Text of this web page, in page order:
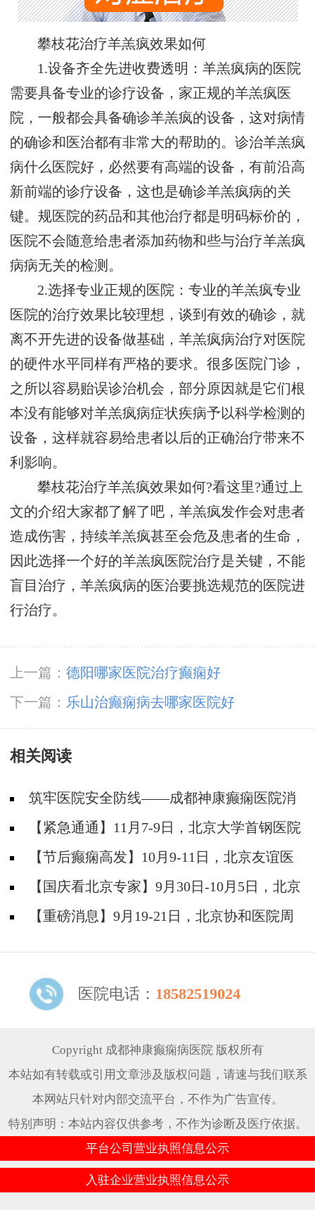
攀枝花治疗羊羔疯效果如何
1.设备齐全先进收费透明：羊羔疯病的医院
需要具备专业的诊疗设备，家正规的羊羔疯医
院，一般都会具备确诊羊羔疯的设备，这对病情
的确诊和医治都有非常大的帮助的。诊治羊羔疯
病什么医院好，必然要有高端的设备，有前沿高
新前端的诊疗设备，这也是确诊羊羔疯病的关
键。规医院的药品和其他治疗都是明码标价的，
医院不会随意给患者添加药物和些与治疗羊羔疯
病病无关的检测。
2.选择专业正规的医院：专业的羊羔疯专业
医院的治疗效果比较理想，谈到有效的确诊，就
离不开先进的设备做基础，羊羔疯病治疗对医院
的硬件水平同样有严格的要求。很多医院门诊，
之所以容易贻误诊治机会，部分原因就是它们根
本没有能够对羊羔疯病症状疾病予以科学检测的
设备，这样就容易给患者以后的正确治疗带来不
利影响。
攀枝花治疗羊羔疯效果如何?看这里?通过上
文的介绍大家都了解了吧，羊羔疯发作会对患者
造成伤害，持续羊羔疯甚至会危及患者的生命，
因此选择一个好的羊羔疯医院治疗是关键，不能
盲目治疗，羊羔疯病的医治要挑选规范的医院进
行治疗。
上一篇： 德阳哪家医院治疗癫痫好
下一篇： 乐山治癫痫病去哪家医院好
相关阅读
筑牢医院安全防线——成都神康癫痫医院消
防安全培训纪实
【紧急通通】11月7-9日，北京大学首钢医院
神经内科胡颖教授亲临成都会诊，破解癫痫疑难
【节后癫痫高发】10月9-11日，北京友谊医
院陈葵博士免费会诊+治疗援助，破解癫痫难
题！
【国庆看北京专家】9月30日-10月5日，北京
天坛&首钢医院两大专家蓉城亲诊+癫痫大额救
【重磅消息】9月19-21日，北京协和医院周
线！
医院电话： 18582519024
Copyright 成都神康癫痫病医院 版权所有
本站如有转载或引用文章涉及版权问题，请速与我们联系
本网站只针对内部交流平台，不作为广告宣传。
特别声明：本站内容仅供参考，不作为诊断及医疗依据。
平台公司营业执照信息公示
入驻企业营业执照信息公示